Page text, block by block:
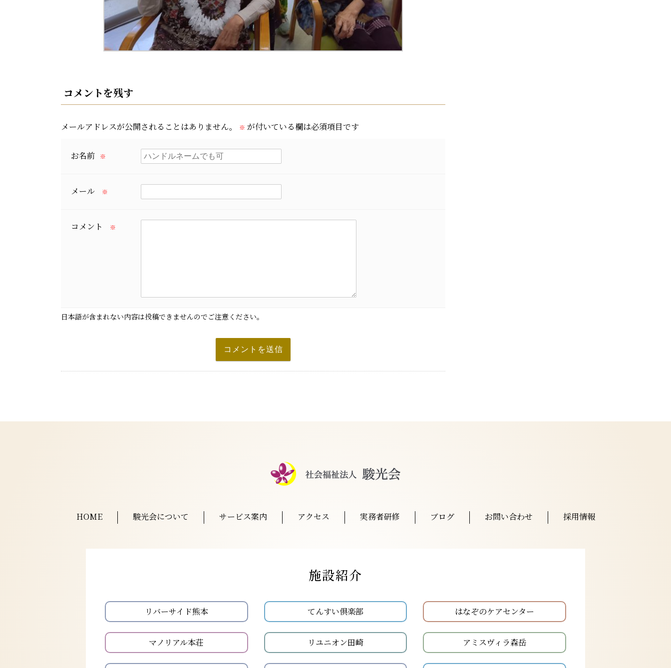
コメントを残す
メールアドレスが公開されることはありません。 ※ が付いている欄は必須項目です
お名前 ※
メール ※
コメント ※
日本語が含まれない内容は投稿できませんのでご注意ください。
HOME 駿光会について サービス案内 アクセス 実務者研修 ブログ お問い合わせ 採用情報
施設紹介
リバーサイド熊本 てんすい倶楽部 はなぞのケアセンター
マノリアル本荘 リユニオン田崎 アミスヴィラ森岳